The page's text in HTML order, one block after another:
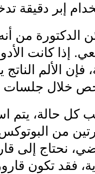
إبر دقيقة
الدكتورة من
إذا كانت
فإن الألم
خلال جلسات
كل حالة، يتم
من
نحتاج إلى
فقد تكون